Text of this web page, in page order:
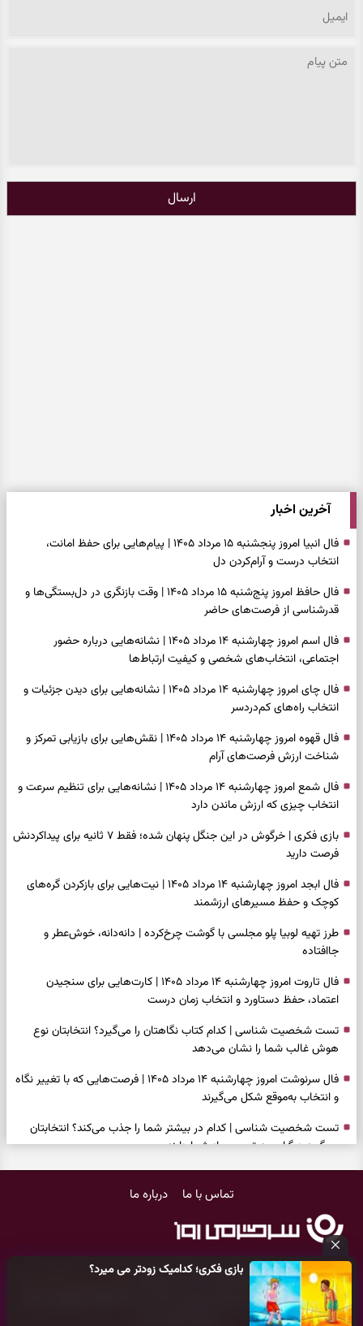
بازی فکری؛ کدامیک زودتر می میرد؟
ارسال
آخرین اخبار
فال انبیا امروز پنجشنبه ۱۵ مرداد ۱۴۰۵ | پیام‌هایی برای حفظ امانت،
انتخاب درست و آرام‌کردن دل
فال حافظ امروز پنج‌شنبه ۱۵ مرداد ۱۴۰۵ | وقت بازنگری در دل‌بستگی‌ها و
قدرشناسی از فرصت‌های حاضر
فال اسم امروز چهارشنبه ۱۴ مرداد ۱۴۰۵ | نشانه‌هایی درباره حضور
اجتماعی، انتخاب‌های شخصی و کیفیت ارتباط‌ها
فال چای امروز چهارشنبه ۱۴ مرداد ۱۴۰۵ | نشانه‌هایی برای دیدن جزئیات و
انتخاب راه‌های کم‌دردسر
فال قهوه امروز چهارشنبه ۱۴ مرداد ۱۴۰۵ | نقش‌هایی برای بازیابی تمرکز و
شناخت ارزش فرصت‌های آرام
فال شمع امروز چهارشنبه ۱۴ مرداد ۱۴۰۵ | نشانه‌هایی برای تنظیم سرعت و
انتخاب چیزی که ارزش ماندن دارد
بازی فکری | خرگوش در این جنگل پنهان شده؛ فقط ۷ ثانیه برای پیداکردنش
فرصت دارید
فال ابجد امروز چهارشنبه ۱۴ مرداد ۱۴۰۵ | نیت‌هایی برای بازکردن گره‌های
کوچک و حفظ مسیرهای ارزشمند
طرز تهیه لوبیا پلو مجلسی با گوشت چرخ‌کرده | دانه‌دانه، خوش‌عطر و
جاافتاده
فال تاروت امروز چهارشنبه ۱۴ مرداد ۱۴۰۵ | کارت‌هایی برای سنجیدن
اعتماد، حفظ دستاورد و انتخاب زمان درست
تست شخصیت شناسی | کدام کتاب نگاهتان را می‌گیرد؟ انتخابتان نوع
هوش غالب شما را نشان می‌دهد
فال سرنوشت امروز چهارشنبه ۱۴ مرداد ۱۴۰۵ | فرصت‌هایی که با تغییر نگاه
و انتخاب به‌موقع شکل می‌گیرند
تست شخصیت شناسی | کدام در بیشتر شما را جذب می‌کند؟ انتخابتان
می‌گوید دیگران چه تصویری از شما دارند
ساده و آرام‌کردن شلوغی ذهن
برای پیدا کردن کار این دعای حضرت موسی(ع) را بخوانید؛ دعایی که پس از
آن راه کار و زندگی باز شد
فال روزانه امروز چهارشنبه ۱۴ مرداد ۱۴۰۵ | روزی برای تغییر ریتم و رسیدگی
به موضوع‌های جاافتاده
تماس با ما درباره ما
کلیه حقوق مادی و معنوی این سایت متعلق بهپایگاه خبری سرگرمی روز
می‌باشد و هر گونه کپی‌برداری توسط دیگر سایت‌ها